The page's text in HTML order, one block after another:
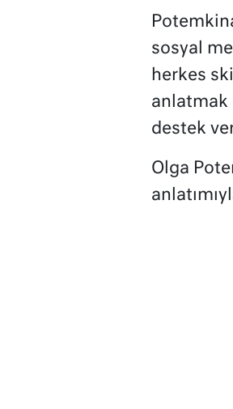
sosyal
herkes
anlatmak
destek
Olga